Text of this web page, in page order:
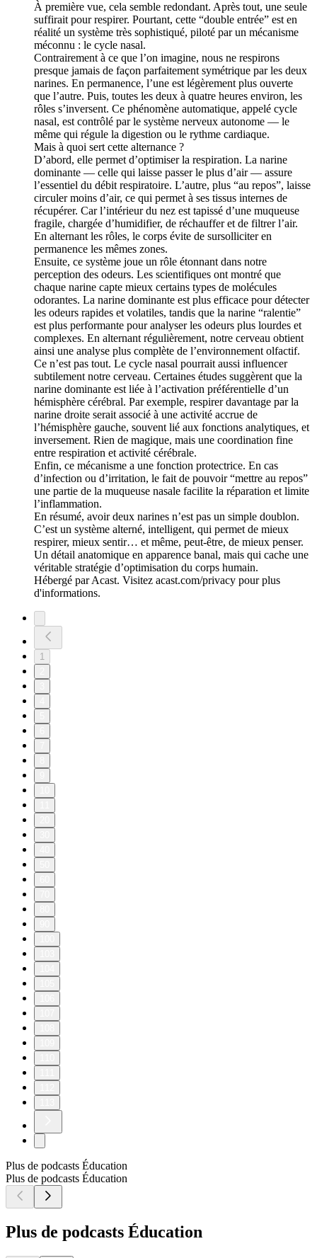
À première vue, cela semble redondant. Après tout, une seule
suffirait pour respirer. Pourtant, cette “double entrée” est en
réalité un système très sophistiqué, piloté par un mécanisme
méconnu : le cycle nasal.
Contrairement à ce que l’on imagine, nous ne respirons
presque jamais de façon parfaitement symétrique par les deux
narines. En permanence, l’une est légèrement plus ouverte
que l’autre. Puis, toutes les deux à quatre heures environ, les
rôles s’inversent. Ce phénomène automatique, appelé cycle
nasal, est contrôlé par le système nerveux autonome — le
même qui régule la digestion ou le rythme cardiaque.
Mais à quoi sert cette alternance ?
D’abord, elle permet d’optimiser la respiration. La narine
dominante — celle qui laisse passer le plus d’air — assure
l’essentiel du débit respiratoire. L’autre, plus “au repos”, laisse
circuler moins d’air, ce qui permet à ses tissus internes de
récupérer. Car l’intérieur du nez est tapissé d’une muqueuse
fragile, chargée d’humidifier, de réchauffer et de filtrer l’air.
En alternant les rôles, le corps évite de sursolliciter en
permanence les mêmes zones.
Ensuite, ce système joue un rôle étonnant dans notre
perception des odeurs. Les scientifiques ont montré que
chaque narine capte mieux certains types de molécules
odorantes. La narine dominante est plus efficace pour détecter
les odeurs rapides et volatiles, tandis que la narine “ralentie”
est plus performante pour analyser les odeurs plus lourdes et
complexes. En alternant régulièrement, notre cerveau obtient
ainsi une analyse plus complète de l’environnement olfactif.
Ce n’est pas tout. Le cycle nasal pourrait aussi influencer
subtilement notre cerveau. Certaines études suggèrent que la
narine dominante est liée à l’activation préférentielle d’un
hémisphère cérébral. Par exemple, respirer davantage par la
narine droite serait associé à une activité accrue de
l’hémisphère gauche, souvent lié aux fonctions analytiques, et
inversement. Rien de magique, mais une coordination fine
entre respiration et activité cérébrale.
Enfin, ce mécanisme a une fonction protectrice. En cas
d’infection ou d’irritation, le fait de pouvoir “mettre au repos”
une partie de la muqueuse nasale facilite la réparation et limite
l’inflammation.
En résumé, avoir deux narines n’est pas un simple doublon.
C’est un système alterné, intelligent, qui permet de mieux
respirer, mieux sentir… et même, peut-être, de mieux penser.
Un détail anatomique en apparence banal, mais qui cache une
véritable stratégie d’optimisation du corps humain.
Hébergé par Acast. Visitez acast.com/privacy pour plus
d'informations.
1
Plus de podcasts Éducation
Plus de podcasts Éducation
Plus de podcasts Éducation